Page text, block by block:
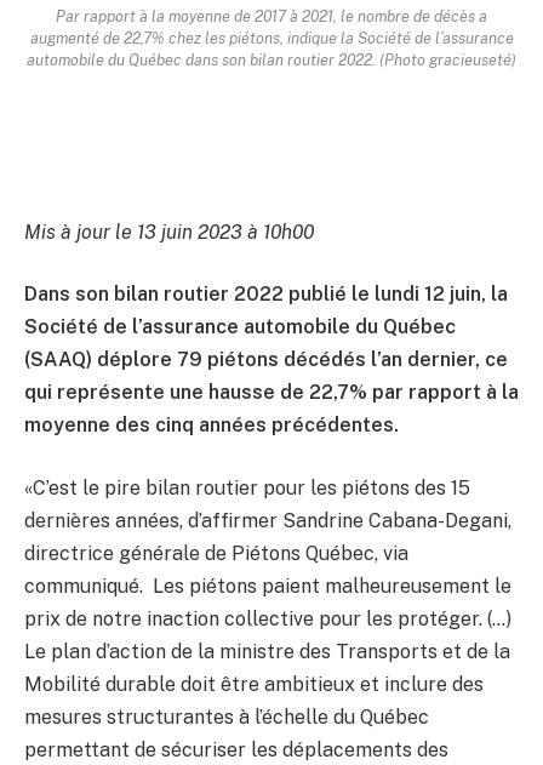
Par rapport à la moyenne de 2017 à 2021, le nombre de décès a
augmenté de 22,7% chez les piétons, indique la Société de l’assurance
automobile du Québec dans son bilan routier 2022. (Photo gracieuseté)
Mis à jour le 13 juin 2023 à 10h00
Dans son bilan routier 2022 publié le lundi 12 juin, la
Société de l’assurance automobile du Québec
(SAAQ) déplore 79 piétons décédés l’an dernier, ce
qui représente une hausse de 22,7% par rapport à la
moyenne des cinq années précédentes.
«C’est le pire bilan routier pour les piétons des 15
dernières années, d’affirmer Sandrine Cabana-Degani,
directrice générale de Piétons Québec, via
communiqué. Les piétons paient malheureusement le
prix de notre inaction collective pour les protéger. (…)
Le plan d’action de la ministre des Transports et de la
Mobilité durable doit être ambitieux et inclure des
mesures structurantes à l’échelle du Québec
permettant de sécuriser les déplacements des